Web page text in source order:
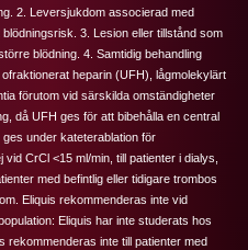
2. Leversjukdom associerad med
3. Lesion eller tillstånd som
blödning. 4. Samtidig behandling
heparin (UFH), lågmolekylärt
förutom vid särskilda omständigheter
då UFH ges för att bibehålla en central
under kateterablation för
CrCl <15 ml/min, till patienter i dialys,
med befintlig eller tidigare trombos
Eliquis rekommenderas inte vid
Eliquis har inte studerats hos
rekommenderas inte till patienter med